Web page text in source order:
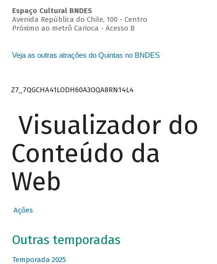
Espaço Cultural BNDES
Avenida República do Chile, 100 - Centro
Próximo ao metrô Carioca - Acesso B
Veja as outras atrações do Quintas no BNDES
Z7_7QGCHA41LODH60A3OQA8RN14L4
Visualizador do
Conteúdo da
Web
Ações
Outras temporadas
Temporada 2025